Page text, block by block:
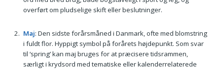
overført om pludselige skift eller beslutninger.
Maj: Den sidste forårsmåned i Danmark, ofte med blomstring
i fuldt flor. Hyppigt symbol på forårets højdepunkt. Som svar
til ‘spring’ kan maj bruges for at præcisere tidsrammen,
særligt i krydsord med tematiske eller kalenderrelaterede